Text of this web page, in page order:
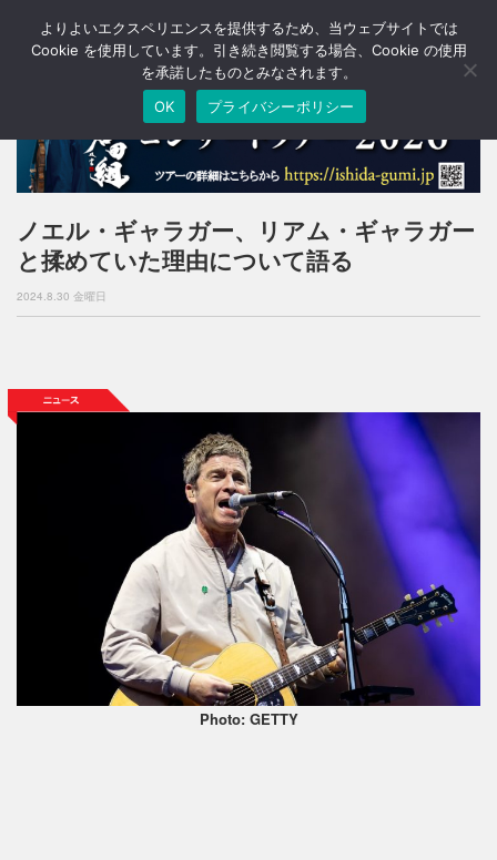
T
o
a
v
o
ノエル・ギャラガー、リアム・ギャラガー
と揉めていた理由について語る
2024.8.30 金曜日
Photo: GETTY
よりよいエクスペリエンスを提供するため、当ウェブサイトでは
Cookie を使用しています。引き続き閲覧する場合、Cookie の使用
を承諾したものとみなされます。
OK
プライバシーポリシー